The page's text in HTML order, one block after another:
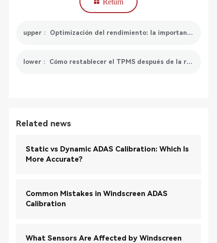
upper： Optimización del rendimiento: la importancia del restablecimiento electrónico de la posición del acelerador en su vehículo
lower： Cómo restablecer el TPMS después de la rotación de los neumáticos
Related news
Static vs Dynamic ADAS Calibration: Which Is
More Accurate?
Common Mistakes in Windscreen ADAS
Calibration
What Sensors Are Affected by Windscreen